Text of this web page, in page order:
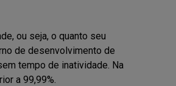
ou seja, o quanto seu
de desenvolvimento de
tempo de inatividade. Na
a 99,99%.